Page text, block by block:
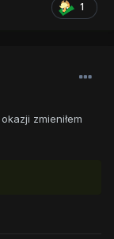
1
zmieniłem